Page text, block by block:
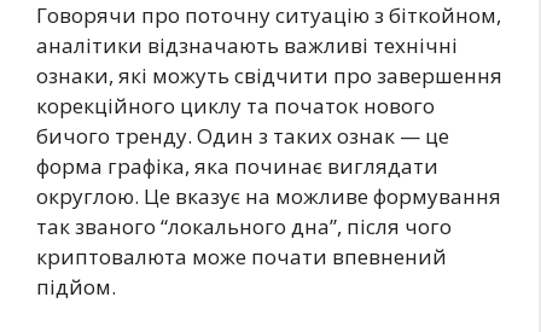
Говорячи про поточну ситуацію з біткойном,
аналітики відзначають важливі технічні
ознаки, які можуть свідчити про завершення
корекційного циклу та початок нового
бичого тренду. Один з таких ознак — це
форма графіка, яка починає виглядати
округлою. Це вказує на можливе формування
так званого “локального дна”, після чого
криптовалюта може почати впевнений
підйом.